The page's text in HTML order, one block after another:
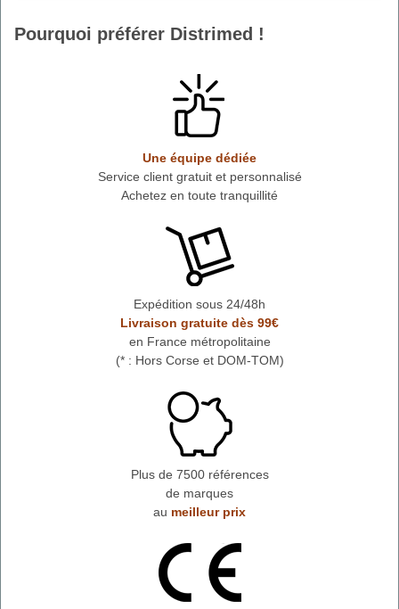
Pourquoi préférer Distrimed !
Une équipe dédiée
Service client gratuit et personnalisé
Achetez en toute tranquillité
Expédition sous 24/48h
Livraison gratuite dès 99€
en France métropolitaine
(* : Hors Corse et DOM-TOM)
Plus de 7500 références
de marques
au meilleur prix